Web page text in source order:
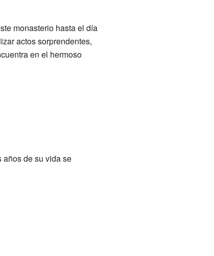
monasterio hasta el día
actos sorprendentes,
en el hermoso
de su vida se